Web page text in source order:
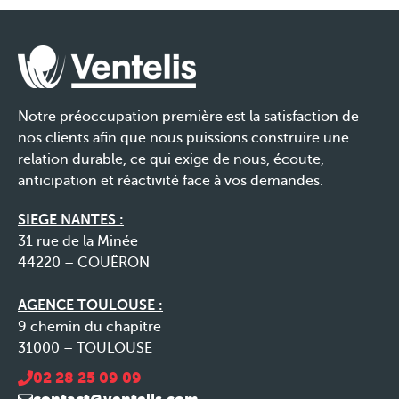
Notre préoccupation première est la satisfaction de
nos clients afin que nous puissions construire une
relation durable, ce qui exige de nous, écoute,
anticipation et réactivité face à vos demandes.
SIEGE NANTES :
31 rue de la Minée
44220 – COUËRON
AGENCE TOULOUSE :
9 chemin du chapitre
31000 – TOULOUSE
02 28 25 09 09